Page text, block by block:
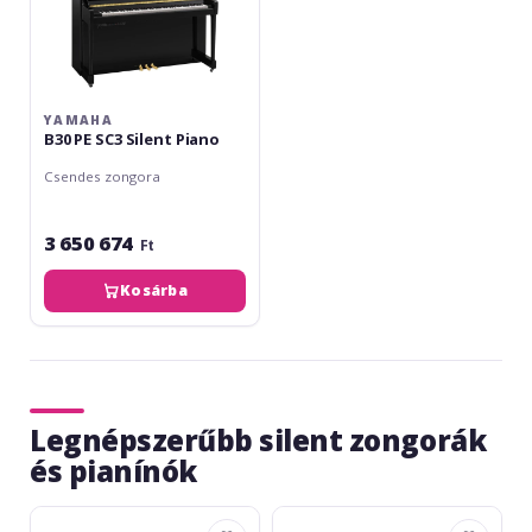
YAMAHA
B30 PE SC3 Silent Piano
Csendes zongora
3 650 674 Ft
Kosárba
Legnépszerűbb silent zongorák
és pianínók
Yamaha
Yamaha